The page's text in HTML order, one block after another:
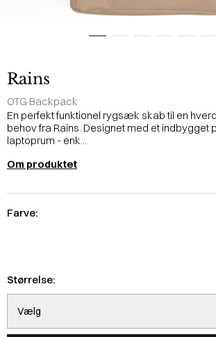
Rains
OTG Backpack
En perfekt funktionel rygsæk skab til en
behov fra Rains. Designet med et indbygget
laptoprum - enk...
Om produktet
Farve:
Størrelse:
Vælg